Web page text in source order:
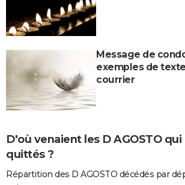
Message de
exemples de
courrier
D'où venaient les D AGOSTO
quittés ?
Répartition des D AGOSTO décédés par